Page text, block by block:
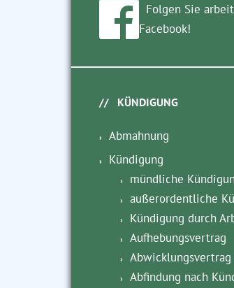
Folgen Sie
Facebook!
KÜNDIGUNG
Abmahnung
Kündigung
mündliche
außerordentliche
Kündigung durch
Aufhebungsvertrag
Abwicklungsvertrag
Abfindung nach